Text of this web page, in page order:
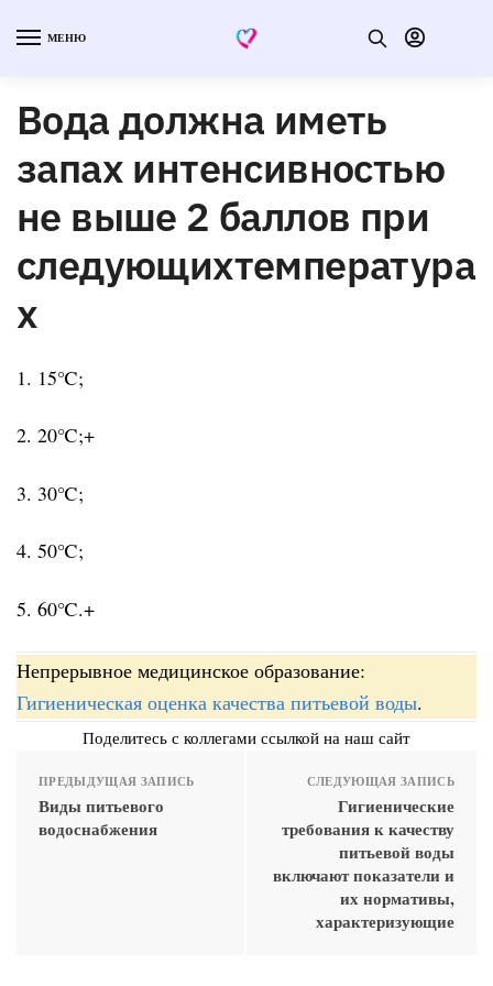
МЕНЮ
Вода должна иметь
запах интенсивностью
не выше 2 баллов при
следующихтемпература
х
1. 15℃;
2. 20℃;+
3. 30℃;
4. 50℃;
5. 60℃.+
Непрерывное медицинское образование:
Гигиеническая оценка качества питьевой воды.
Поделитесь с коллегами ссылкой на наш сайт
ПРЕДЫДУЩАЯ ЗАПИСЬ
Виды питьевого
водоснабжения
СЛЕДУЮЩАЯ ЗАПИСЬ
Гигиенические
требования к качеству
питьевой воды
включают показатели и
их нормативы,
характеризующие